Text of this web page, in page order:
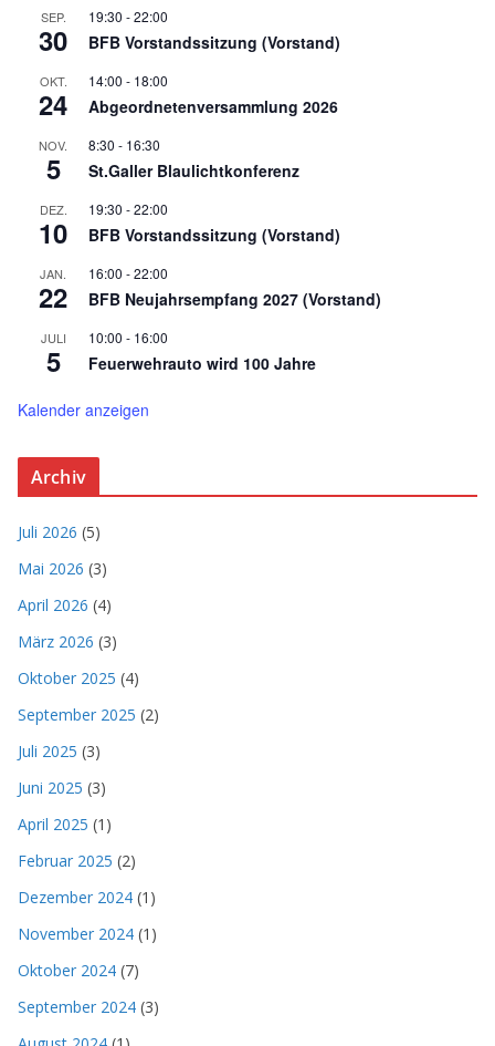
SEP.
30
19:30 -22:00
BFB Vorstandssitzung (Vorstand)
OKT.
24
14:00 - 18:00
Abgeordnetenversammlung 2026
NOV.
5
8:30 - 16:30
St.Galler Blaulichtkonferenz
DEZ.
10
19:30 -22:00
BFB Vorstandssitzung (Vorstand)
JAN.
22
16:00 -22:00
BFB Neujahrsempfang 2027 (Vorstand)
JULI
5
10:00 - 16:00
Feuerwehrauto wird 100 Jahre
Kalender anzeigen
Archiv
Juli 2026 (5)
Mai 2026 (3)
April 2026 (4)
März 2026 (3)
Oktober 2025 (4)
September 2025 (2)
Juli 2025 (3)
Juni 2025 (3)
April 2025 (1)
Februar 2025 (2)
Dezember 2024 (1)
November 2024 (1)
Oktober 2024 (7)
September 2024 (3)